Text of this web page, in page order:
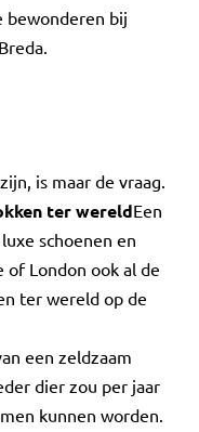
bewonderen bij
is maar de vraag.
ter wereldEen
schoenen en
of London ook al de
ter wereld op de
een zeldzaam
dier zou per jaar
kunnen worden.